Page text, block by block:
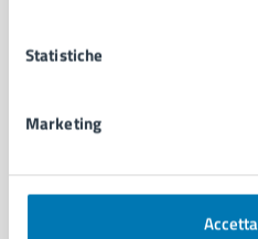
Statistiche
Marketing
Comune di Napoli
AMMINISTRAZIONE
Organi di governo